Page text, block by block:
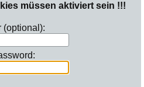
müssen aktiviert sein !!!
(optional):